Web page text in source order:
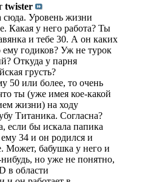
twister
Уровень жизни
Какая у него работа? Ты
и тебе 30. А он каких
ему годиков? Уж не турок
Откуда у парня
грусть?
50 или более, то очень
ты (уже имея кое-какой
жизни) на ходу
Титаника. Согласна?
если бы искала папика
34 и он родился и
Может, бабушка у него и
но уже не понятно,
в области